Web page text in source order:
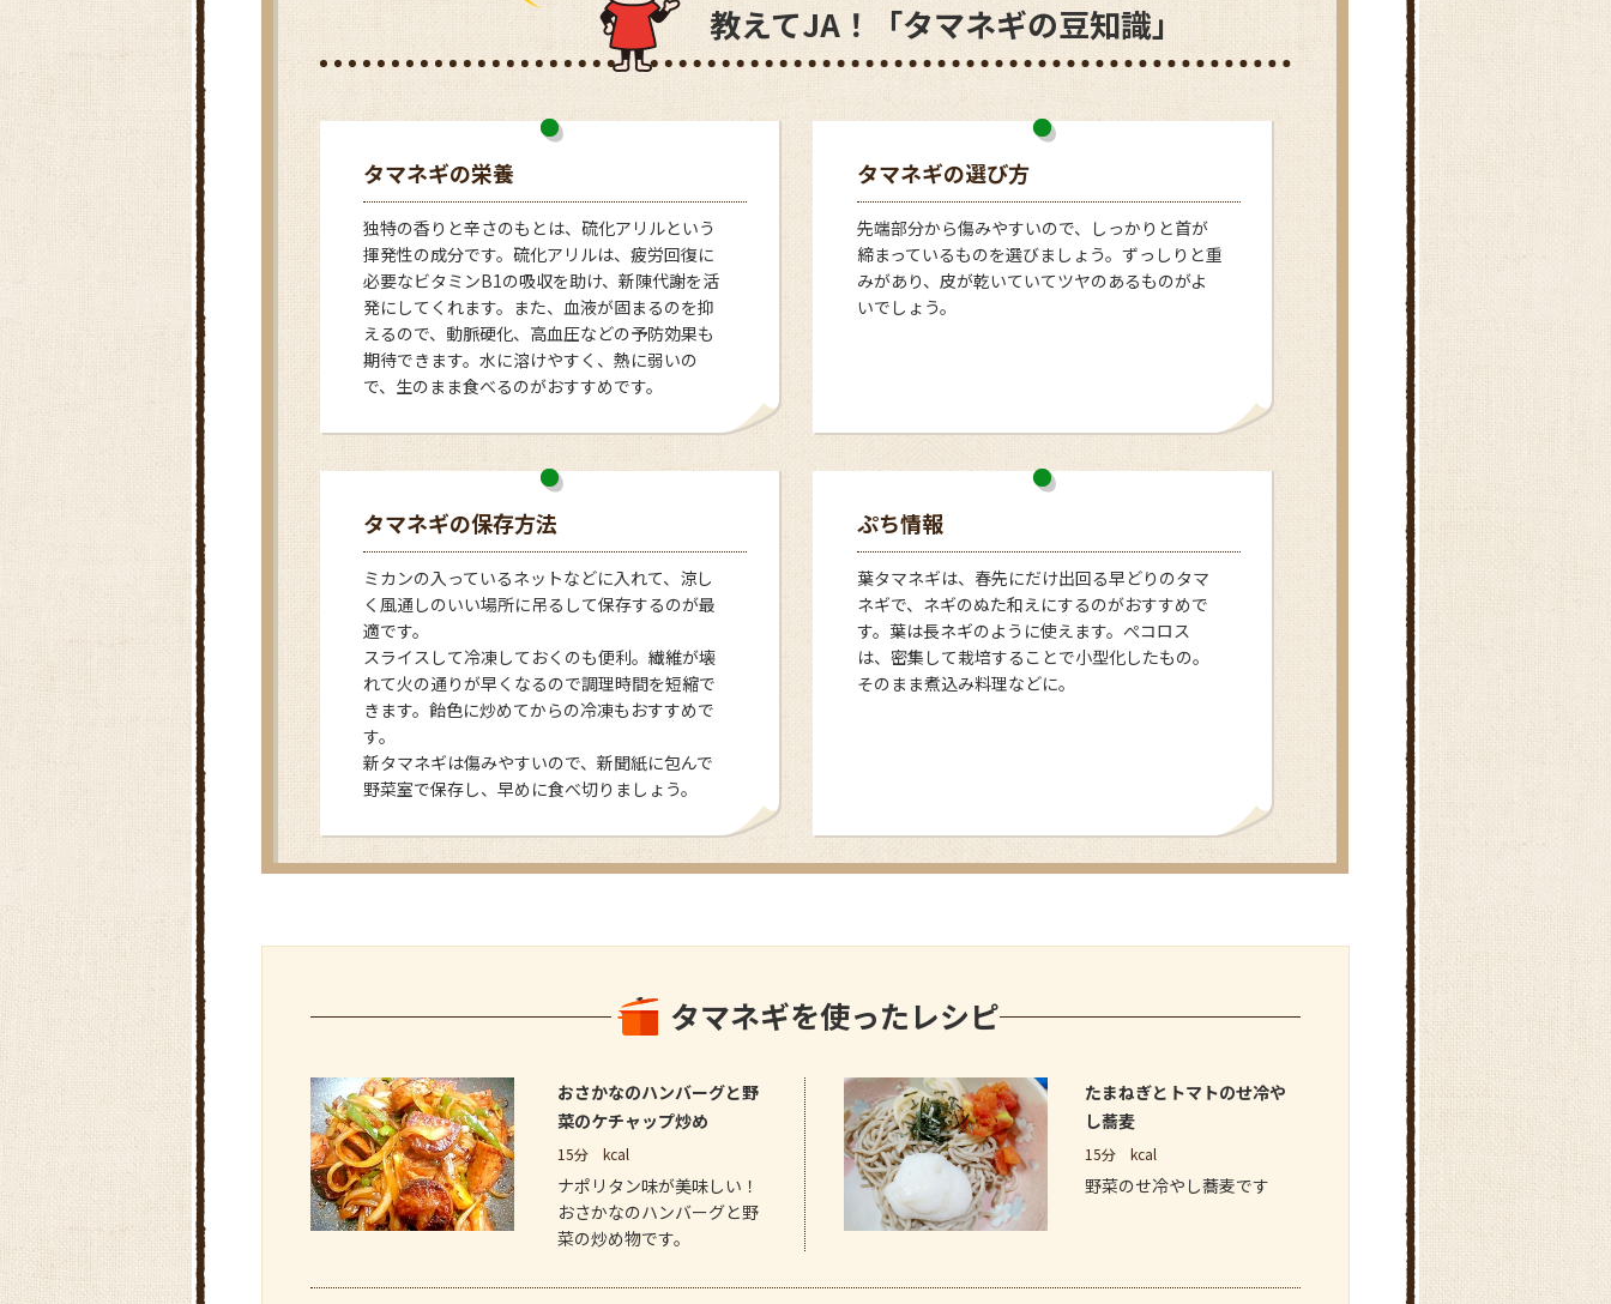
教えてJA！「タマネギの豆知識」
タマネギの栄養
独特の香りと辛さのもとは、硫化アリルという
揮発性の成分です。硫化アリルは、疲労回復に
必要なビタミンB1の吸収を助け、新陳代謝を活
発にしてくれます。また、血液が固まるのを抑
えるので、動脈硬化、高血圧などの予防効果も
期待できます。水に溶けやすく、熱に弱いの
で、生のまま食べるのがおすすめです。
タマネギの選び方
先端部分から傷みやすいので、しっかりと首が
締まっているものを選びましょう。ずっしりと重
みがあり、皮が乾いていてツヤのあるものがよ
いでしょう。
タマネギの保存方法
ミカンの入っているネットなどに入れて、涼し
く風通しのいい場所に吊るして保存するのが最
適です。
スライスして冷凍しておくのも便利。繊維が壊
れて火の通りが早くなるので調理時間を短縮で
きます。飴色に炒めてからの冷凍もおすすめで
す。
新タマネギは傷みやすいので、新聞紙に包んで
野菜室で保存し、早めに食べ切りましょう。
ぷち情報
葉タマネギは、春先にだけ出回る早どりのタマ
ネギで、ネギのぬた和えにするのがおすすめで
す。葉は長ネギのように使えます。ぺコロス
は、密集して栽培することで小型化したもの。
そのまま煮込み料理などに。
タマネギを使ったレシピ
おさかなのハンバーグと野
菜のケチャップ炒め
15分 kcal
ナポリタン味が美味しい！
おさかなのハンバーグと野
菜の炒め物です。
たまねぎとトマトのせ冷や
し蕎麦
15分 kcal
野菜のせ冷やし蕎麦です